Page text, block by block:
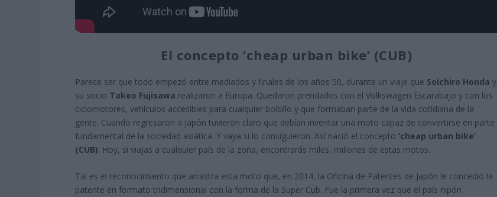
El concepto ‘cheap urban bike’ (CUB)
Parece ser que todo empezó entre mediados y finales de los años 50, durante un viaje que Soichiro Honday
su socio Takeo Fujisawa realizaron a Europa. Quedaron prendados con el Volkswagen Escarabajo y con los
ciclomotores, vehículos accesibles para cualquier bolsillo y que formaban parte de la vida cotidiana de la
gente. Cuando regresaron a Japón tuvieron claro que debían inventar una moto capaz de convertirse en parte
fundamental de la sociedad asiática. Y vaya si lo consiguieron. Así nació el concepto‘cheap urban bike’
(CUB). Hoy, si viajas a cualquier país de la zona, encontrarás miles, millones de estas motos.
Tal es el reconocimiento que arrastra esta moto que, en 2014, la Oficina de Patentes de Japón le concedió la
patente en formato tridimensional con la forma de la Super Cub. Fue la primera vez que el país nipón